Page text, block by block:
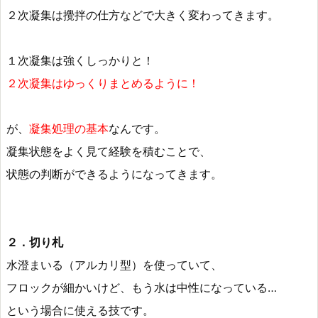
２次凝集は攪拌の仕方などで大きく変わってきます。
１次凝集は強くしっかりと！
２次凝集はゆっくりまとめるように！
が、 凝集処理の基本なんです。
凝集状態をよく見て経験を積むことで、
状態の判断ができるようになってきます。
２．切り札
水澄まいる（アルカリ型）を使っていて、
フロックが細かいけど、もう水は中性になっている…
という場合に使える技です。